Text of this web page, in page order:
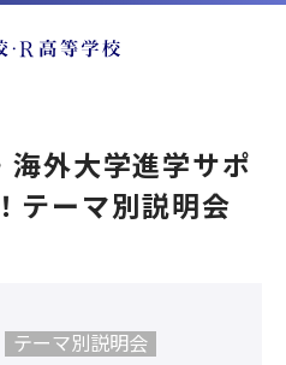
外大学進学サポ
テーマ別説明会
テーマ別説明会